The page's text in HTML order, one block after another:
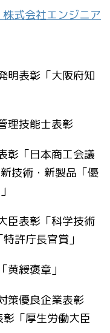
式会社エンジニア
明表彰「大阪府知
理技能士表彰
彰「日本商工会議
技術・新製品「優
臣表彰「科学技術
許庁長官賞」
黄綬褒章」
策優良企業表彰
「厚生労働大臣